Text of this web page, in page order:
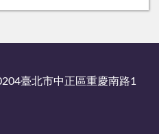
臺北市中正區重慶南路1